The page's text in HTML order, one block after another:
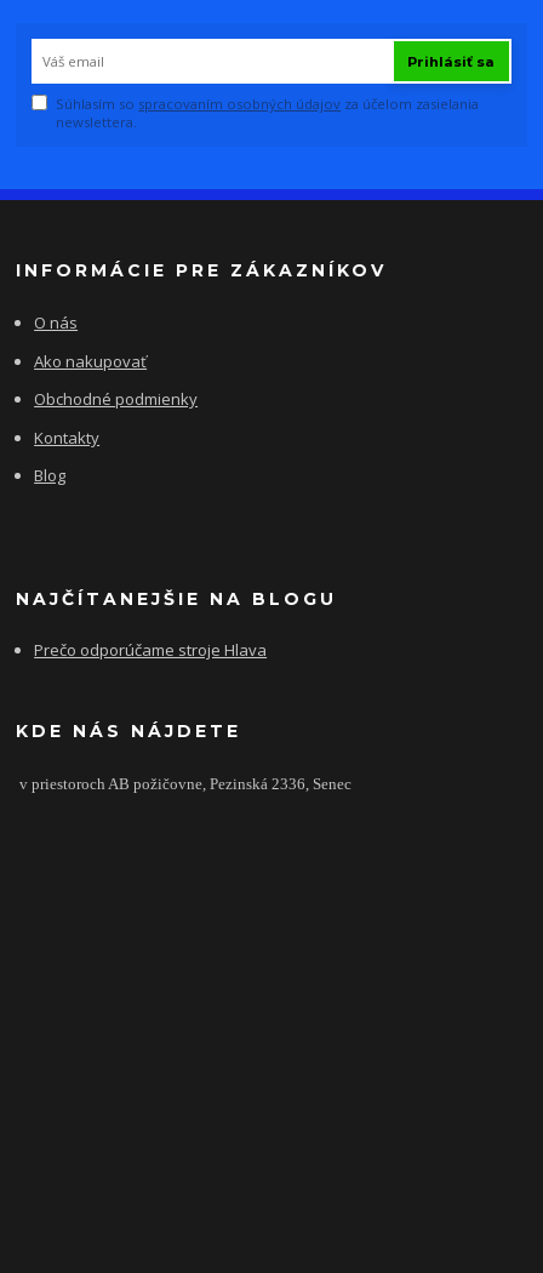
Prihlásiť sa
Súhlasím so spracovaním osobných údajov za účelom zasielania
newslettera.
INFORMÁCIE PRE ZÁKAZNÍKOV
O nás
Ako nakupovať
Obchodné podmienky
Kontakty
Blog
NAJČÍTANEJŠIE NA BLOGU
Prečo odporúčame stroje Hlava
KDE NÁS NÁJDETE
v priestoroch AB požičovne,Pezinská 2336, Senec